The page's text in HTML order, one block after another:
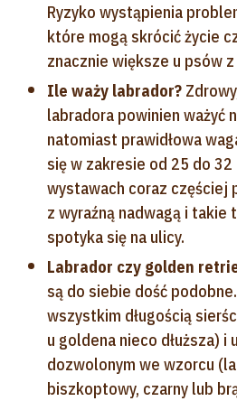
Ryzyko wystąpienia
które mogą skrócić życie
znacznie większe u psów z
Ile waży labrador?
labradora powinien ważyć
natomiast prawidłowa
się w zakresie od 25 do
wystawach coraz częściej
z wyraźną nadwagą i takie
spotyka się na ulicy.
Labrador czy golden
są do siebie dość
wszystkim długością
u goldena nieco dłuższa) i
dozwolonym we wzorcu
biszkoptowy, czarny lub